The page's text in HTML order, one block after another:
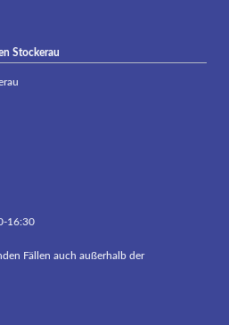
Stockerau
16:30
Fällen auch außerhalb der